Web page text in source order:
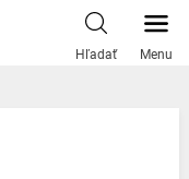
Hľadať Menu